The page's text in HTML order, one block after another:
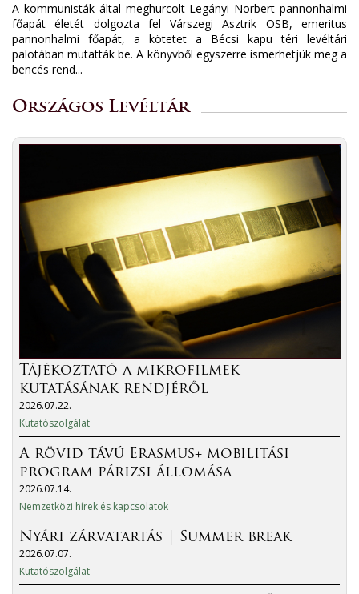
A kommunisták által meghurcolt Legányi Norbert pannonhalmi
főapát életét dolgozta fel Várszegi Asztrik OSB, emeritus
pannonhalmi főapát, a kötetet a Bécsi kapu téri levéltári
palotában mutatták be. A könyvből egyszerre ismerhetjük meg a
bencés rend...
Országos Levéltár
Tájékoztató a mikrofilmek
kutatásának rendjéről
2026.07.22.
Kutatószolgálat
A rövid távú Erasmus+ mobilitási
program párizsi állomása
2026.07.14.
Nemzetközi hírek és kapcsolatok
Nyári zárvatartás | Summer break
2026.07.07.
Kutatószolgálat